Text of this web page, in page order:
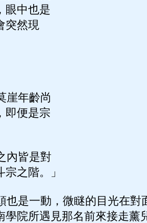
眼中也是
突然現
崖年齡尚
即便是宗
內皆是對
之階。」
是一動，微瞇的目光在對
院所遇見那名前來接走薰